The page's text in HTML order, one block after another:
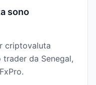
sono
criptovaluta
da Senegal,